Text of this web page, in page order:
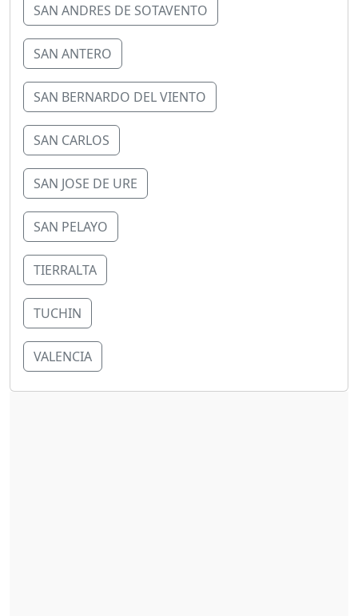
SAN ANDRES DE SOTAVENTO
SAN ANTERO
SAN BERNARDO DEL VIENTO
SAN CARLOS
SAN JOSE DE URE
SAN PELAYO
TIERRALTA
TUCHIN
VALENCIA